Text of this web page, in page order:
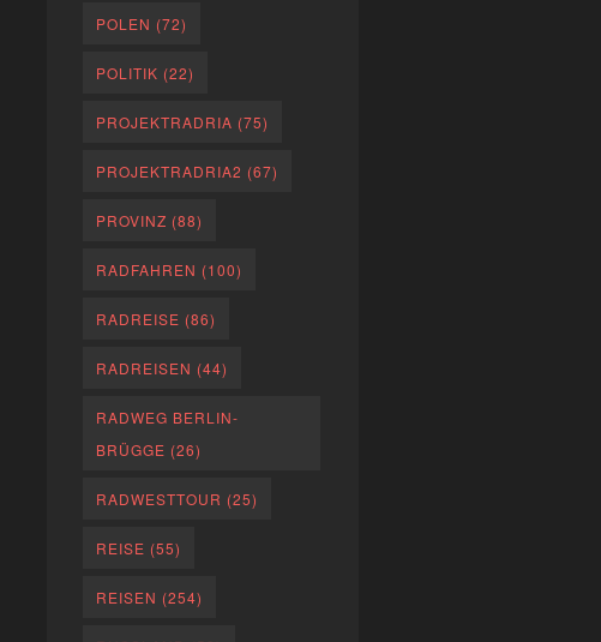
POLEN (72)
POLITIK (22)
PROJEKTRADRIA (75)
PROJEKTRADRIA2 (67)
PROVINZ (88)
RADFAHREN (100)
RADREISE (86)
RADREISEN (44)
RADWEG BERLIN-
BRÜGGE (26)
RADWESTTOUR (25)
REISE (55)
REISEN (254)